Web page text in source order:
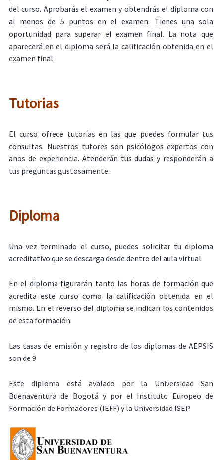
del curso. Aprobarás el examen y obtendrás el diploma con
al menos de 5 puntos en el examen. Tienes una sola
oportunidad para superar el examen final. La nota que
aparecerá en el diploma será la calificación obtenida en el
examen final.
Tutorias
El curso ofrece tutorías en las que puedes formular tus
consultas. Nuestros tutores son psicólogos expertos con
años de experiencia. Atenderán tus dudas y responderán a
tus preguntas gustosamente.
Diploma
Una vez terminado el curso, puedes solicitar tu diploma
acreditativo que se descarga desde dentro del aula virtual.
En el diploma figurarán tanto las horas de formación que
acredita este curso como la calificación obtenida en el
mismo. En el reverso del diploma se indican los contenidos
de esta formación.
Las tasas de emisión y registro de los diplomas de AEPSIS
son de 9
Este diploma está avalado por la Universidad San
Buenaventura de Bogotá y por el Instituto Europeo de
Formación de Formadores (IEFF) y la Universidad ISEP.